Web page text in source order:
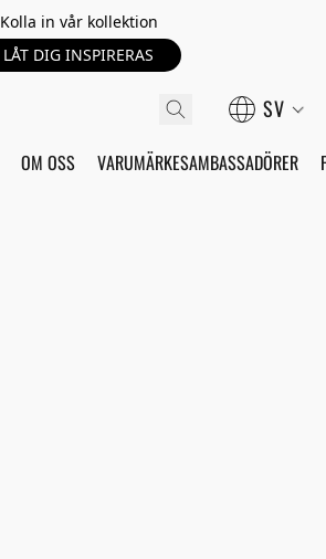
Kolla in vår kollektion
LÅT DIG INSPIRERAS
SV
OM OSS VARUMÄRKESAMBASSADÖRER